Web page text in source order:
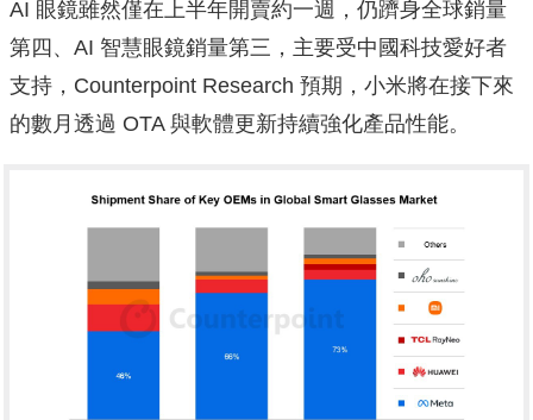
AI 眼鏡雖然僅在上半年開賣約一週，仍躋身全球銷量
第四、AI 智慧眼鏡銷量第三，主要受中國科技愛好者
支持，Counterpoint Research 預期，小米將在接下來
的數月透過 OTA 與軟體更新持續強化產品性能。